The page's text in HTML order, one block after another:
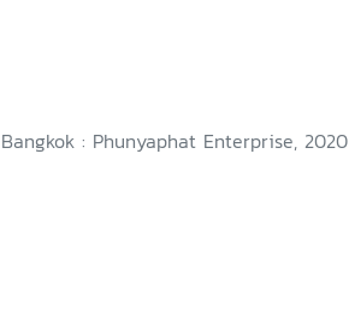
Bangkok : Phunyaphat Enterprise, 2020